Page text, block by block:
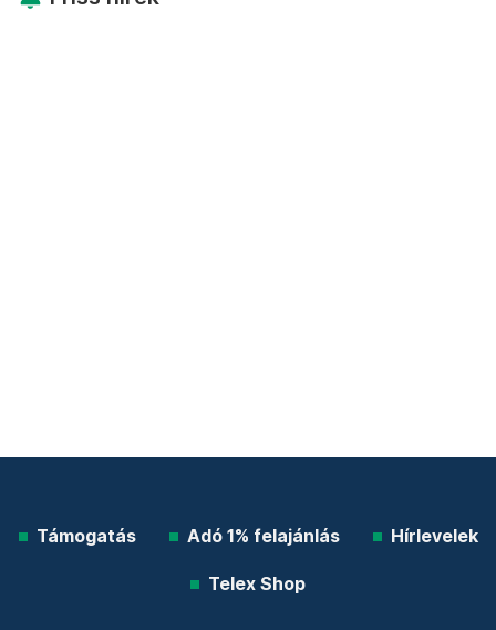
Támogatás Adó 1% felajánlás Hírlevelek
Telex Shop